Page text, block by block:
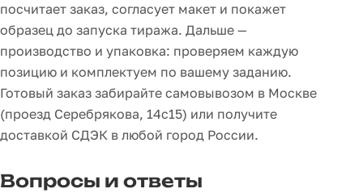
посчитает заказ, согласует макет и покажет
образец до запуска тиража. Дальше —
производство и упаковка: проверяем каждую
позицию и комплектуем по вашему заданию.
Готовый заказ забирайте самовывозом в Москве
(проезд Серебрякова, 14с15) или получите
доставкой СДЭК в любой город России.
Вопросы и ответы